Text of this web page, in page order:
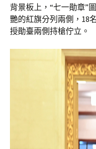
背景板上，“七一勛章”
艷的紅旗分列兩側，18
授勛臺兩側持槍佇立。